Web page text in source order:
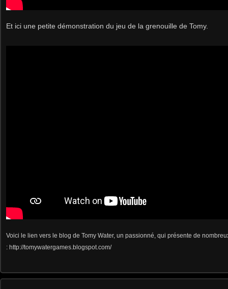
Et ici une petite démonstration du jeu de la grenouille de Tomy.
Voici le lien vers le blog de Tomy Water, un passionné, qui présente de
: http://tomywatergames.blogspot.com/